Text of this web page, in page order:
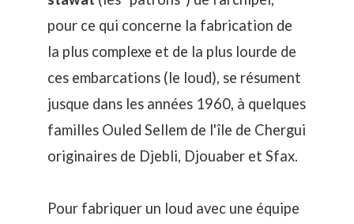
pour ce qui concerne la fabrication de
la plus complexe et de la plus lourde de
ces embarcations (le loud), se résument
jusque dans les années 1960, à quelques
familles Ouled Sellem de l'île de Chergui
originaires de Djebli, Djouaber et Sfax.
Pour fabriquer un loud avec une équipe